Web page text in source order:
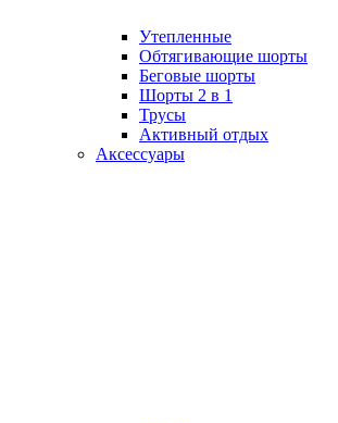
Утепленные
Обтягивающие шорты
Беговые шорты
Шорты 2 в 1
Трусы
Активный отдых
Аксессуары